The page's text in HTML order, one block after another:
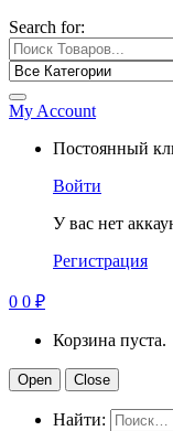
Search for:
My Account
Постоянный
Войти
У вас нет
Регистрация
0 0 ₽
Корзина пуста.
Open Close
Найти: